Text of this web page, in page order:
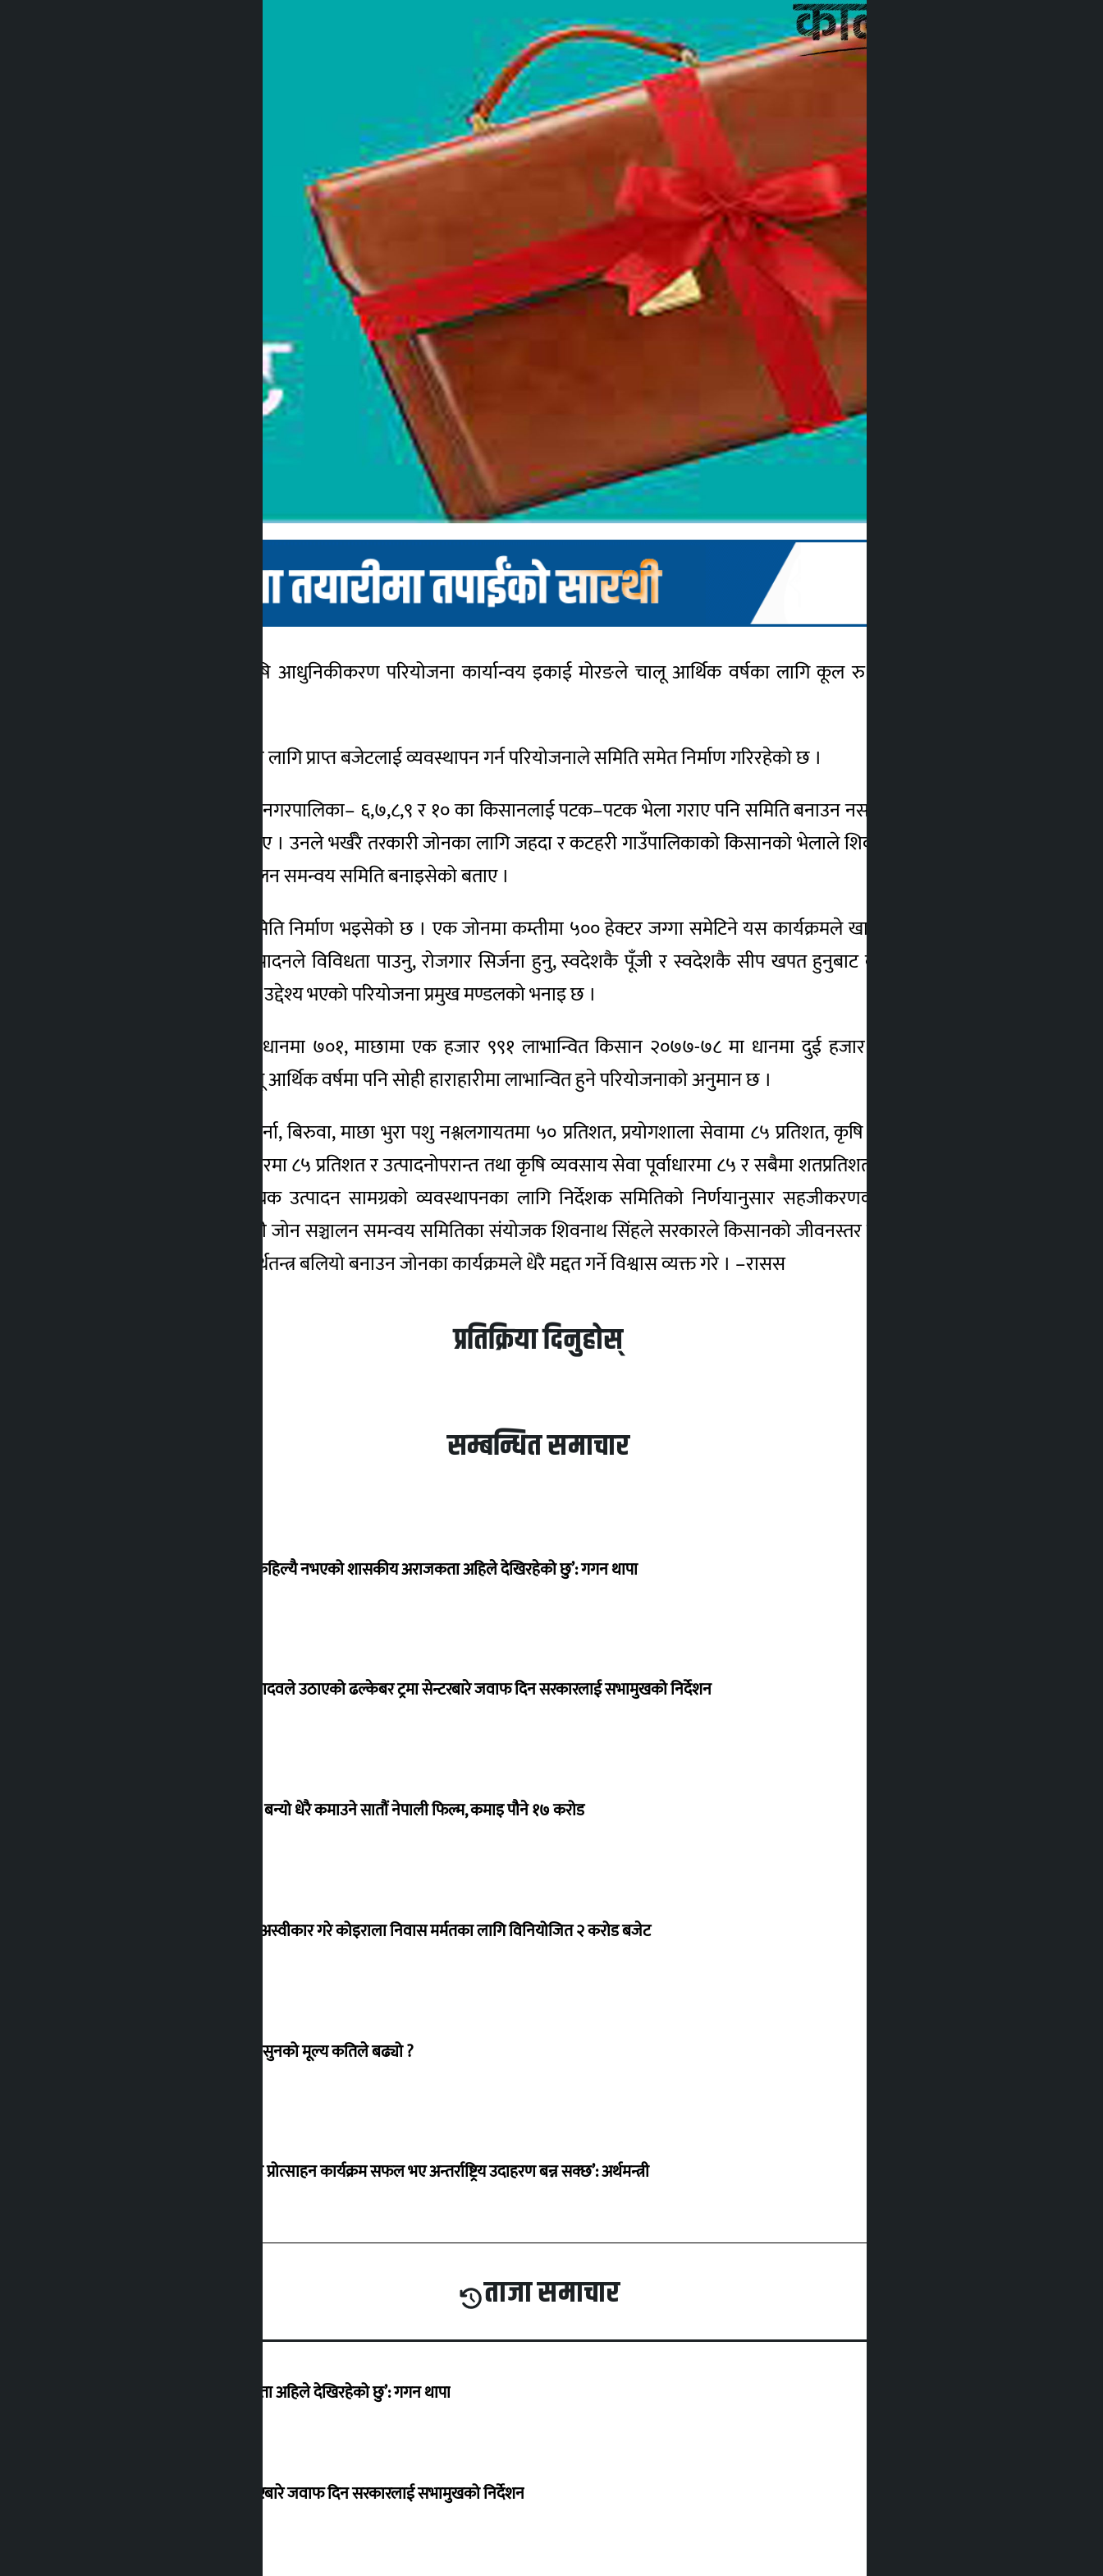
विराटनगर । प्रधानमन्त्री कृषि आधुनिकीकरण परियोजना कार्यान्वय इकाई मोरङले चालू आर्थिक वर्षका लागि कूल रु पाँच करोड ६३ लाख बजेट
धान, तरकारी र माछा जोनका लागि प्राप्त बजेटलाई व्यवस्थापन गर्न परियोजनाले समिति समेत निर्माण गरिरहेको छ ।
धान जोनका लागि रतुवामाई नगरपालिका– ६,७,८,९ र १० का किसानलाई पटक–पटक भेला गराए पनि समिति बनाउन नसकिएको परियोजनाका प्रमुख
विनोद मण्डलले जानकारी दिए । उनले भर्खरै तरकारी जोनका लागि जहदा र कटहरी गाउँपालिकाको किसानको भेलाले शिवनाथ सिंहको संयोजकमा नौ
सदस्यीय तरकारी जोन सञ्चालन समन्वय समिति बनाइसेको बताए ।
माछा जोनका लागि पनि समिति निर्माण भइसेको छ । एक जोनमा कम्तीमा ५०० हेक्टर जग्गा समेटिने यस कार्यक्रमले खाद्यान्नमा आत्मनिर्भर बनाउनुनै
प्रमुख उद्देश्य रहेको छ । उत्पादनले विविधता पाउनु, रोजगार सिर्जना हुनु, स्वदेशकै पूँजी र स्वदेशकै सीप खपत हुनुबाट वैदेशिक रोजगारीमा जानेको
सङ्ख्या घटाउनु पनि जोनको उद्देश्य भएको परियोजना प्रमुख मण्डलको भनाइ छ ।
आर्थिक वर्ष २०७६-७७ मा धानमा ७०१, माछामा एक हजार ९९१ लाभान्वित किसान २०७७-७८ मा धानमा दुई हजार ४०३ र माछामा ४८४ जना
लाभान्वित भएका थिए । चालू आर्थिक वर्षमा पनि सोही हाराहारीमा लाभान्वित हुने परियोजनाको अनुमान छ ।
कृषि उत्पादन सामग्री बीउ, बेर्ना, बिरुवा, माछा भुरा पशु नश्ललगायतमा ५० प्रतिशत, प्रयोगशाला सेवामा ८५ प्रतिशत, कृषि औंजार तथा उपकरणमा ५०
प्रतिशत, साना सिँचाइ पूर्वाधारमा ८५ प्रतिशत र उत्पादनोपरान्त तथा कृषि व्यवसाय सेवा पूर्वाधारमा ८५ र सबैमा शतप्रतिशत प्राविधिक सेवा प्रदान गरिने
परियोजनाले केही अत्यावश्यक उत्पादन सामग्रको व्यवस्थापनका लागि निर्देशक समितिको निर्णयानुसार सहजीकरणका विषय थप्न सकिने प्रमुख
मण्डलको भनाइ छ । तरकारी जोन सञ्चालन समन्वय समितिका संयोजक शिवनाथ सिंहले सरकारले किसानको जीवनस्तर उकास्न, मुलुकमा खाद्यान्नको
अभाव हुन नदिन र देशको अर्थतन्त्र बलियो बनाउन जोनका कार्यक्रमले धेरै मद्दत गर्ने विश्वास व्यक्त गरे । –रासस
प्रतिक्रिया दिनुहोस्
सम्बन्धित समाचार
‘देशमा कहिल्यै नभएको शासकीय अराजकता अहिले देखिरहेको छु’: गगन थापा
सांसद यादवले उठाएको ढल्केबर ट्रमा सेन्टरबारे जवाफ दिन सरकारलाई सभामुखको निर्देशन
‘गौंथली’ बन्यो धेरै कमाउने सातौं नेपाली फिल्म, कमाइ पौने १७ करोड
शेखरले अस्वीकार गरे कोइराला निवास मर्मतका लागि विनियोजित २ करोड बजेट
शुक्रबार सुनको मूल्य कतिले बढ्यो ?
‘करदाता प्रोत्साहन कार्यक्रम सफल भए अन्तर्राष्ट्रिय उदाहरण बन्न सक्छ’: अर्थमन्त्री
ताजा समाचार
‘देशमा कहिल्यै नभएको शासकीय अराजकता अहिले देखिरहेको छु’: गगन थापा
सांसद यादवले उठाएको ढल्केबर ट्रमा सेन्टरबारे जवाफ दिन सरकारलाई सभामुखको निर्देशन